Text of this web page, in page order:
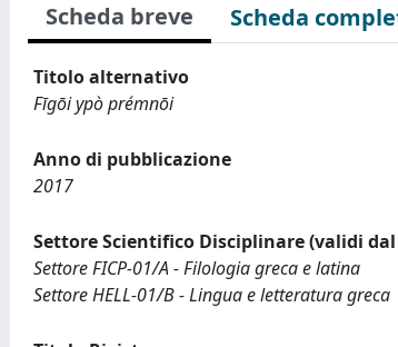
Scheda breve Scheda
Titolo alternativo
Fīgōi ypò prémnōi
Anno di pubblicazione
2017
Settore Scientifico Disciplinare (validi dal
Settore FICP-01/A - Filologia greca e latina
Settore HELL-01/B - Lingua e letteratura greca